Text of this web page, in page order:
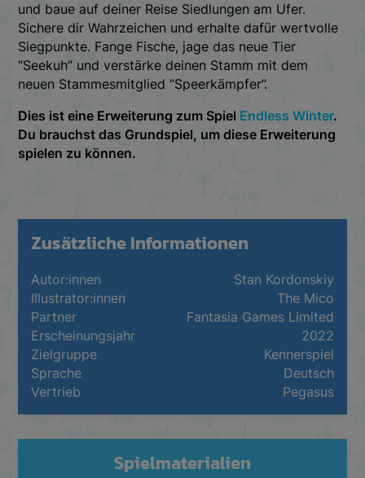
und baue auf deiner Reise Siedlungen am Ufer.
Sichere dir Wahrzeichen und erhalte dafür wertvolle
Siegpunkte. Fange Fische, jage das neue Tier
“Seekuh” und verstärke deinen Stamm mit dem
neuen Stammesmitglied “Speerkämpfer”.
Dies ist eine Erweiterung zum Spiel Endless Winter.
Du brauchst das Grundspiel, um diese Erweiterung
spielen zu können.
Zusätzliche Informationen
Autor:innen
Stan Kordonskiy
Illustrator:innen
The Mico
Partner
Fantasia Games Limited
Erscheinungsjahr
2022
Zielgruppe
Kennerspiel
Sprache
Deutsch
Vertrieb
Pegasus
Spielmaterialien